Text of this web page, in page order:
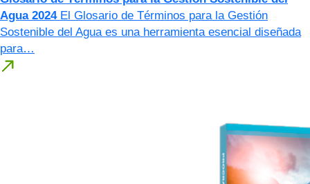
Agua 2024 El Glosario de Términos para la Gestión
Sostenible del Agua es una herramienta esencial diseñada
para…